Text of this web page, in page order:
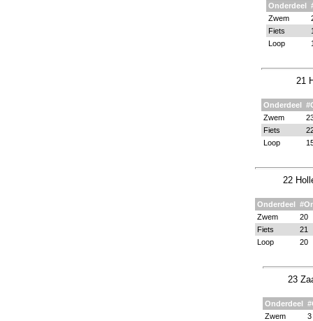
Onderdeel
Zwem
Fiets
Loop
21
Onderdeel
Zwem
Fiets
Loop
22
Onderdeel
Zwem
20
Fiets
21
Loop
20
23
Onderdeel
Zwem
3